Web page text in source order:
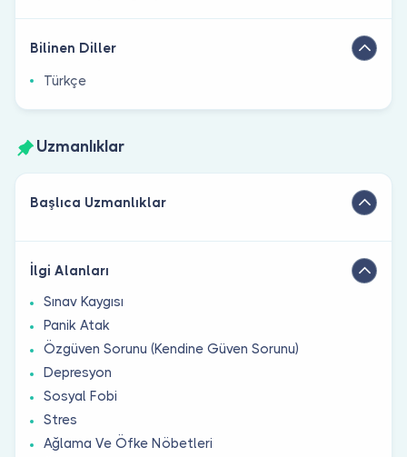
Bilinen Diller
Türkçe
Uzmanlıklar
Başlıca Uzmanlıklar
İlgi Alanları
Sınav Kaygısı
Panik Atak
Özgüven Sorunu (Kendine Güven Sorunu)
Depresyon
Sosyal Fobi
Stres
Ağlama Ve Öfke Nöbetleri